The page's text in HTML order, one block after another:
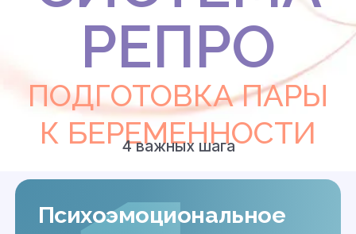
РЕПРО
ПОДГОТОВКА ПАРЫ
К БЕРЕМЕННОСТИ
4 важных шага
Психоэмоциональное